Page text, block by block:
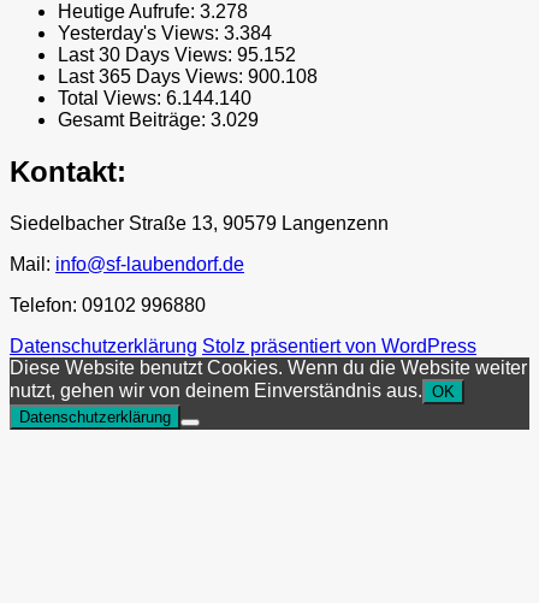
Heutige Aufrufe: 3.278
Yesterday's Views: 3.384
Last 30 Days Views: 95.152
Last 365 Days Views: 900.108
Total Views: 6.144.140
Gesamt Beiträge: 3.029
Kontakt:
Siedelbacher Straße 13, 90579 Langenzenn
Mail: info@sf-laubendorf.de
Telefon: 09102 996880
Datenschutzerklärung Stolz präsentiert von WordPress
Diese Website benutzt Cookies. Wenn du die Website weiter
nutzt, gehen wir von deinem Einverständnis aus. OK
Datenschutzerklärung